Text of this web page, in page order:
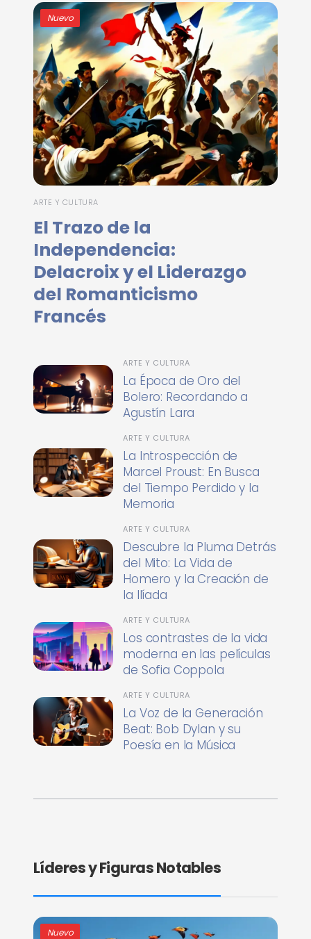
Nuevo
ARTE Y CULTURA
El Trazo de la
Independencia:
Delacroix y el Liderazgo
del Romanticismo
Francés
ARTE Y CULTURA
La Época de Oro del
Bolero: Recordando a
Agustín Lara
ARTE Y CULTURA
La Introspección de
Marcel Proust: En Busca
del Tiempo Perdido y la
Memoria
ARTE Y CULTURA
Descubre la Pluma Detrás
del Mito: La Vida de
Homero y la Creación de
la Ilíada
ARTE Y CULTURA
Los contrastes de la vida
moderna en las películas
de Sofia Coppola
ARTE Y CULTURA
La Voz de la Generación
Beat: Bob Dylan y su
Poesía en la Música
Líderes y Figuras Notables
Nuevo